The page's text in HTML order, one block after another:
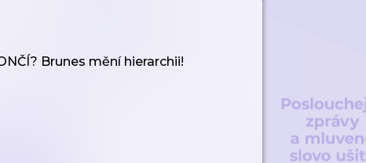
Brunes mění hierarchii!